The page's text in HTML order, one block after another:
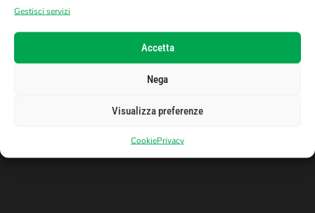
Gestisci servizi
Accetta
Nega
Visualizza preferenze
CookiePrivacy